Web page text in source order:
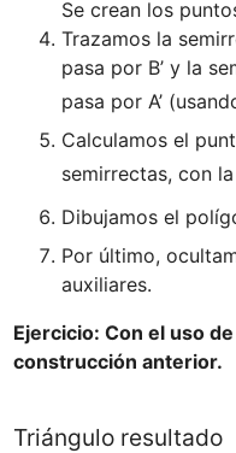
Trazamos la
pasa por B’ y la
pasa por A’
Calculamos el
semirrectas, con
Dibujamos el
Por último,
Ejercicio: Con el uso
Triángulo resultado